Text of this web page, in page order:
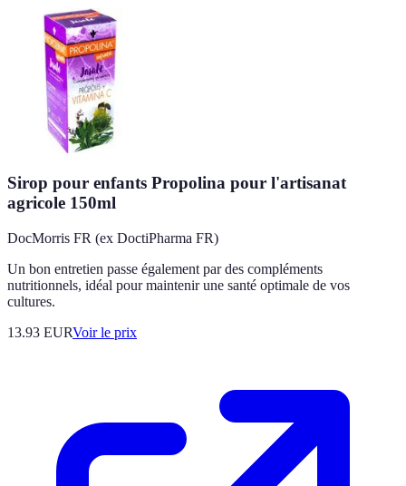
Sirop pour enfants Propolina pour l'artisanat
agricole 150ml
DocMorris FR (ex DoctiPharma FR)
Un bon entretien passe également par des compléments
nutritionnels, idéal pour maintenir une santé optimale de vos
cultures.
13.93 EURVoir le prix